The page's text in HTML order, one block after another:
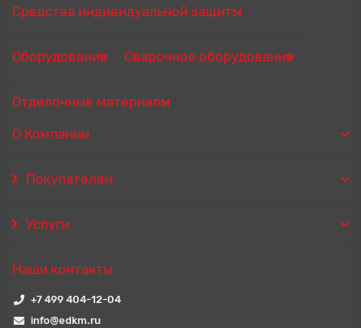
Средства индивидуальной защиты
Оборудование Сварочное оборудование
Отделочные материалы
О Компании
Покупателям
Услуги
Наши контакты
+7 499 404-12-04
info@edkm.ru